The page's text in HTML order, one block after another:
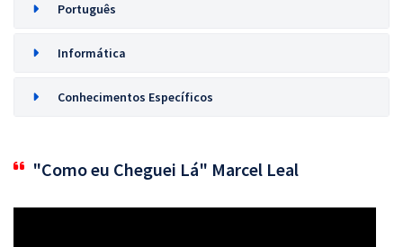
Português
Informática
Conhecimentos Específicos
"Como eu Cheguei Lá" Marcel Leal